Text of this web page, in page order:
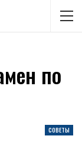
по
СОВЕТЫ